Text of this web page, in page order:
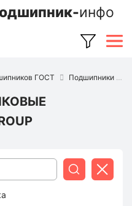
инфо
ГОСТ Подшипники роликовые радиальные
Поиск Сбросить